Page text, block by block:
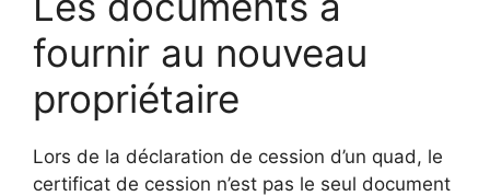
fournir au nouveau
propriétaire
Lors de la déclaration de cession d’un quad, le
certificat de cession n’est pas le seul document